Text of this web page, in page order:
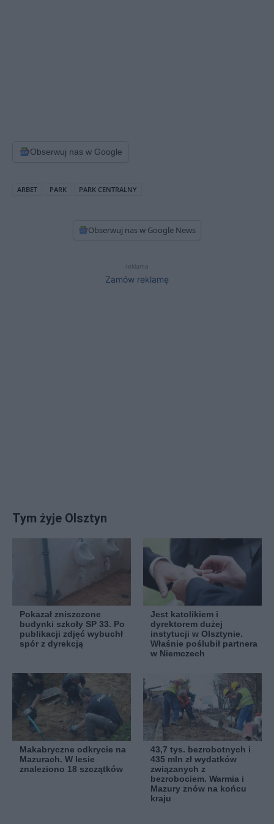
Obserwuj nas w Google
ARBET PARK PARK CENTRALNY
Obserwuj nas w Google News
reklama
Zamów reklamę
Tym żyje Olsztyn
Pokazał zniszczone
budynki szkoły SP 33. Po
publikacji zdjęć wybuchł
spór z dyrekcją
Jest katolikiem i
dyrektorem dużej
instytucji w Olsztynie.
Właśnie poślubił partnera
w Niemczech
Makabryczne odkrycie na
Mazurach. W lesie
znaleziono 18 szczątków
43,7 tys. bezrobotnych i
435 mln zł wydatków
związanych z
bezrobociem. Warmia i
Mazury znów na końcu
kraju